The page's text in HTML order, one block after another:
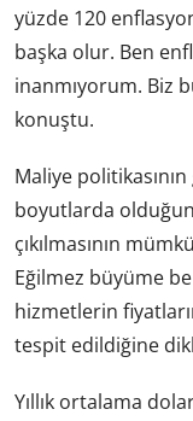
yüzde 120
başka olur. Ben
inanmıyorum. Biz
konuştu.
Maliye
boyutlarda
çıkılmasının
Eğilmez büyüme
hizmetlerin
tespit edildiğine
Yıllık ortalama